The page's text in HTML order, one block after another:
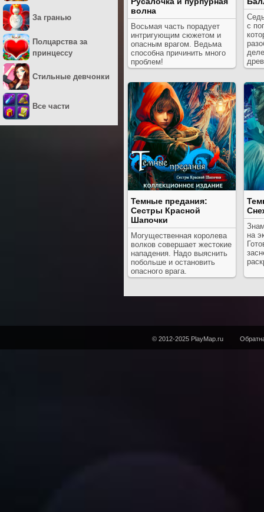
волна
Восьмая часть порадует
интригующим сюжетом и
опасным врагом. Ведьма
способна причинить много
проблем!
с
Темные предания:
Сестры Красной
Шапочки
Могущественная королева
волков совершает жестокие
нападения. Надо выяснить
побольше и остановить
опасного врага.
на
За гранью
Полцарства за
принцессу
Стильные девчонки
Все части
© 2012-2025 PlayMap.ru